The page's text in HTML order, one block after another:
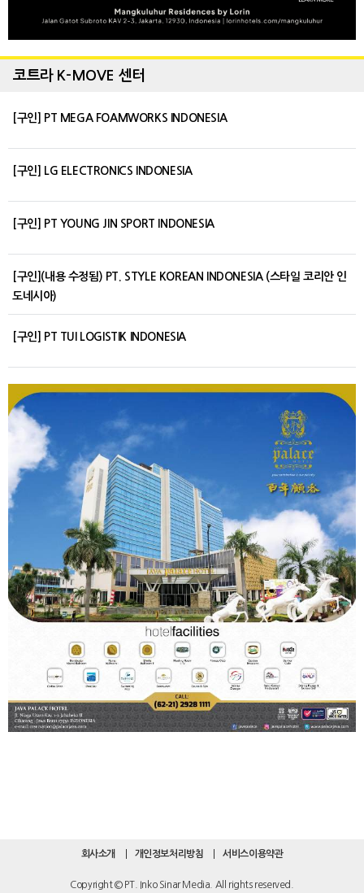
코트라 K-MOVE 센터
[구인] PT MEGA FOAMWORKS INDONESIA
[구인] LG ELECTRONICS INDONESIA
[구인] PT YOUNG JIN SPORT INDONESIA
[구인](내용 수정됨) PT. STYLE KOREAN INDONESIA (스타일 코리안 인
도네시아)
[구인] PT TUI LOGISTIK INDONESIA
회사소개 개인정보처리방침 서비스이용약관
Copyright © PT. Inko Sinar Media. All rights reserved.